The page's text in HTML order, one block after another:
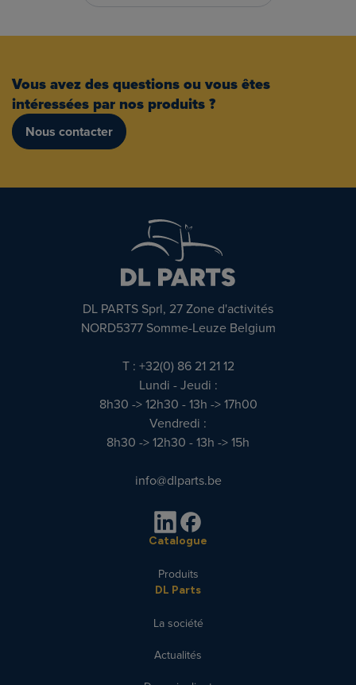
Vous avez des questions ou vous êtes
intéressées par nos produits ?
Nous contacter
DL PARTS Sprl, 27 Zone d'activités
NORD5377 Somme-Leuze Belgium
T : +32(0) 86 21 21 12
Lundi - Jeudi :
8h30 -> 12h30 - 13h -> 17h00
Vendredi :
8h30 -> 12h30 - 13h -> 15h
info@dlparts.be
Catalogue
Produits
DL Parts
La société
Actualités